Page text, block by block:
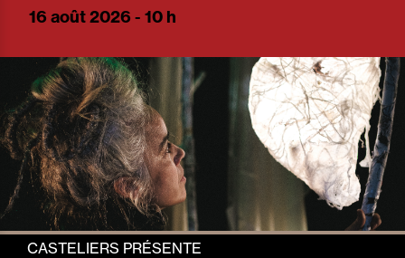
16août 2026 - 10 h
CASTELIERS PRÉSENTE